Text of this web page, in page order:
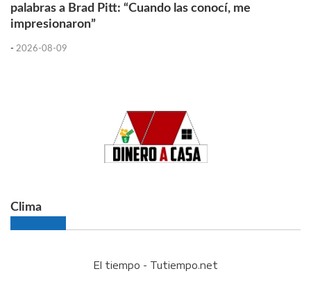
palabras a Brad Pitt: “Cuando las conocí, me
impresionaron”
- 2026-08-09
Clima
El tiempo - Tutiempo.net